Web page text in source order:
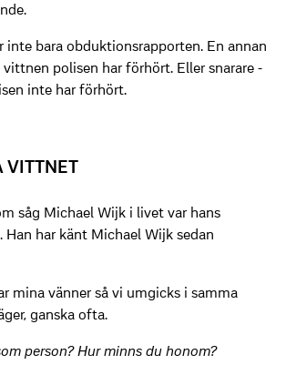
inte bara obduktionsrapporten. En annan
polisen har förhört. Eller snarare -
inte har förhört.
VITTNET
såg Michael Wijk i livet var hans
Han har känt Michael Wijk sedan
mina vänner så vi umgicks i samma
ganska ofta.
person? Hur minns du honom?